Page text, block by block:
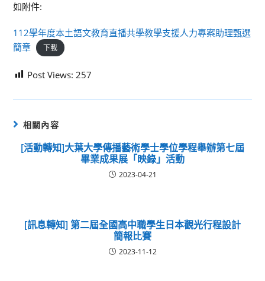
如附件:
112學年度本土語文教育直播共學教學支援人力專案助理甄選
簡章
下載
Post Views: 257
相關內容
[活動轉知]大葉大學傳播藝術學士學位學程舉辦第七屆
畢業成果展「映錄」活動
2023-04-21
[訊息轉知] 第二屆全國高中職學生日本觀光行程設計
簡報比賽
2023-11-12